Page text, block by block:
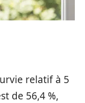
relatif à 5
de 56,4 %,